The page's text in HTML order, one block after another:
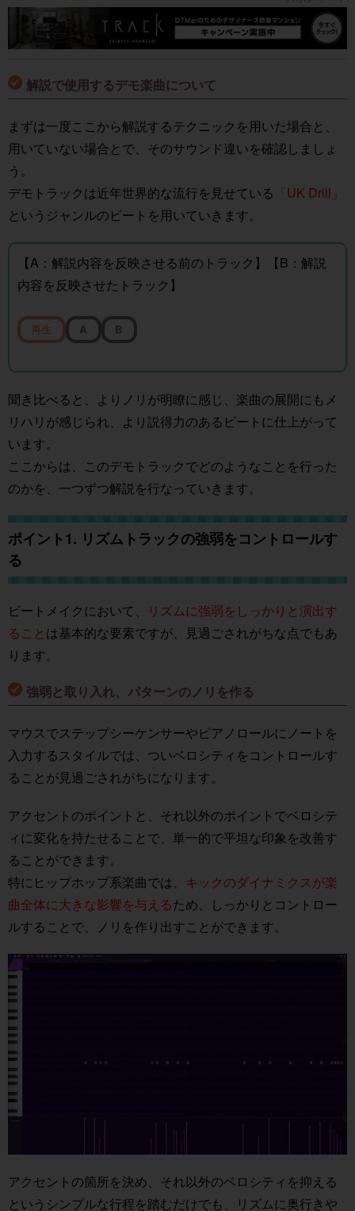
解説で使用するデモ楽曲について
まずは一度ここから解説するテクニックを用いた場合と、
用いていない場合とで、そのサウンド違いを確認しましょ
う。
デモトラックは近年世界的な流行を見せている 「UK Drill」
というジャンルのビートを用いていきます。
【A：解説内容を反映させる前のトラック】【B：解説
内容を反映させたトラック】
再生 A B
聞き比べると、よりノリが明瞭に感じ、楽曲の展開にもメ
リハリが感じられ、より説得力のあるビートに仕上がって
います。
ここからは、このデモトラックでどのようなことを行った
のかを、一つずつ解説を行なっていきます。
ポイント1. リズムトラックの強弱をコントロールす
る
ビートメイクにおいて、
リズムに強弱をしっかりと演出す
ること は基本的な要素ですが、見過ごされがちな点でもあ
ります。
強弱と取り入れ、パターンのノリを作る
マウスでステップシーケンサーやピアノロールにノートを
入力するスタイルでは、ついベロシティをコントロールす
ることが見過ごされがちになります。
アクセントのポイントと、それ以外のポイントでベロシテ
ィに変化を持たせることで、単一的で平坦な印象を改善す
ることができます。
特にヒップホップ系楽曲では、 キックのダイナミクスが楽
曲全体に大きな影響を与えるため、しっかりとコントロー
ルすることで、ノリを作り出すことができます。
アクセントの箇所を決め、それ以外のベロシティを抑える
というシンプルな行程を踏むだけでも、リズムに奥行きや